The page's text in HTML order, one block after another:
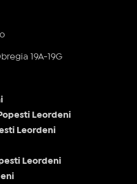
19A-19G
Leordeni
Leordeni
Leordeni